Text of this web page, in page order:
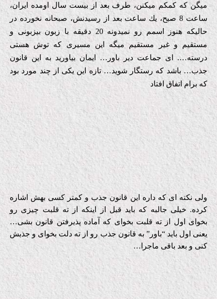
میگن كه كمكم میكنن، طرف بعد از بیست سال اومده ایران،
ساعت 8 صبح، یك ساعت بعد از رسیدنش، صبحانه نخورده در
حالیكه هنوز اسمم رو نمیدونه 20 دقیقه با زبون بیزبونی و
مستقیم و غیر مستقیم میگه این مسیری كه توش هستی
درسته…. ای جماعت دیر باور… ایمان بیاورید به این قانون
جذب… باشد كه رستگار شوید… تازه این یكی از چند مورد بود
كه برام اتفاق افتاد
ولی نكته ای كه داره این قانون جذب و كمتر كسی بهش اشاره
كرده. خیلی جالبه كه باید قبل از اینكه از ته قلبت چیزی رو
بخوای اول از ته قلبت بخوای كه آماده پذیرفتن قانون بشی…
یعنی اول باید “باور” به قانون جذب رو از ته دلت بخوای و جذبش
كنی و بعد باقی ماجرا…